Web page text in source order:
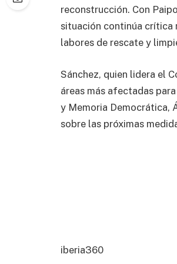
reconstrucción. Con
situación continúa crítica
labores de rescate y
Sánchez, quien lidera el
áreas más afectadas
y Memoria Democrática,
sobre las próximas
iberia360